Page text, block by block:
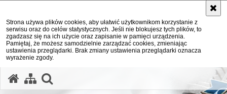
Strona używa plików cookies, aby ułatwić użytkownikom korzystanie z
serwisu oraz do celów statystycznych. Jeśli nie blokujesz tych plików, to
zgadzasz się na ich użycie oraz zapisanie w pamięci urządzenia.
Pamiętaj, że możesz samodzielnie zarządzać cookies, zmieniając
ustawienia przeglądarki. Brak zmiany ustawienia przeglądarki oznacza
wyrażenie zgody.